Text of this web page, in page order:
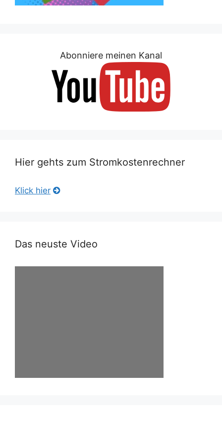
Abonniere meinen Kanal
Hier gehts zum Stromkostenrechner
Klick hier
Das neuste Video